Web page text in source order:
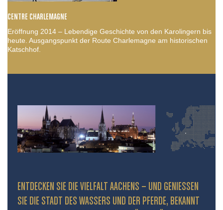
CENTRE CHARLEMAGNE
Eröffnung 2014 – Lebendige Geschichte von den Karolingern bis
heute. Ausgangspunkt der Route Charlemagne am historischen
Katschhof.
ENTDECKEN SIE DIE VIELFALT AACHENS – UND GENIESSEN S
IE DIE STADT DES WASSERS UND DER PFERDE, BEKANNT D